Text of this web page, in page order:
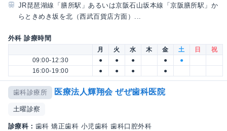
JR琵琶湖線「膳所駅」あるいは京阪石山坂本線「京阪膳所駅」か
らときめき坂を北（西武百貨店方面）...
外科 診療時間
月 火 水 木 金 土 日
祝
09:00-12:30
● ● ● ●
●
16:00-19:00
● ● ● ●
歯科診療所 医療法人輝翔会 ぜぜ歯科医院
土曜診察
診療科： 歯科 矯正歯科 小児歯科 歯科口腔外科